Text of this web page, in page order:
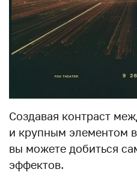
Создавая контраст
и крупным элементом
вы можете добиться
эффектов.